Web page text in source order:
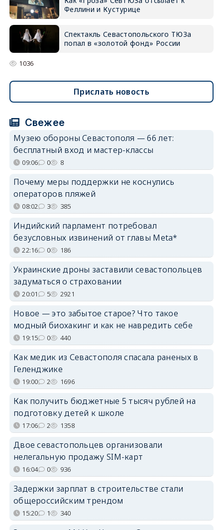
Феллини и Кустурице
Спектакль Севастопольского ТЮЗа
попал в «золотой фонд» России
1036
Прислать новость
Свежее
Музею обороны Севастополя — 66 лет:
бесплатный вход и мастер-классы
09:06 0 8
Почему меры поддержки не коснулись
операторов пляжей
08:02 3 385
Индийский парламент потребовал
безусловных извинений от главы Meta*
22:16 0 186
Украинские дроны заставили севастопольцев
задуматься о страховании
20:01 5 2921
Новое — это забытое старое? Что такое
модный биохакинг и как не навредить себе
19:15 0 440
Как медик из Севастополя спасала раненых в
Геленджике
19:00 2 1696
Как получить бюджетные 5 тысяч рублей на
подготовку детей к школе
17:06 2 1358
Двое севастопольцев организовали
нелегальную продажу SIM-карт
16:04 0 936
Задержки зарплат в строительстве стали
общероссийским трендом
15:20 1 340